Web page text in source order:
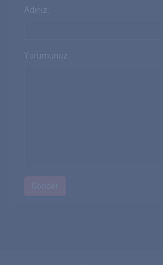
Adınız:
Yorumunuz: